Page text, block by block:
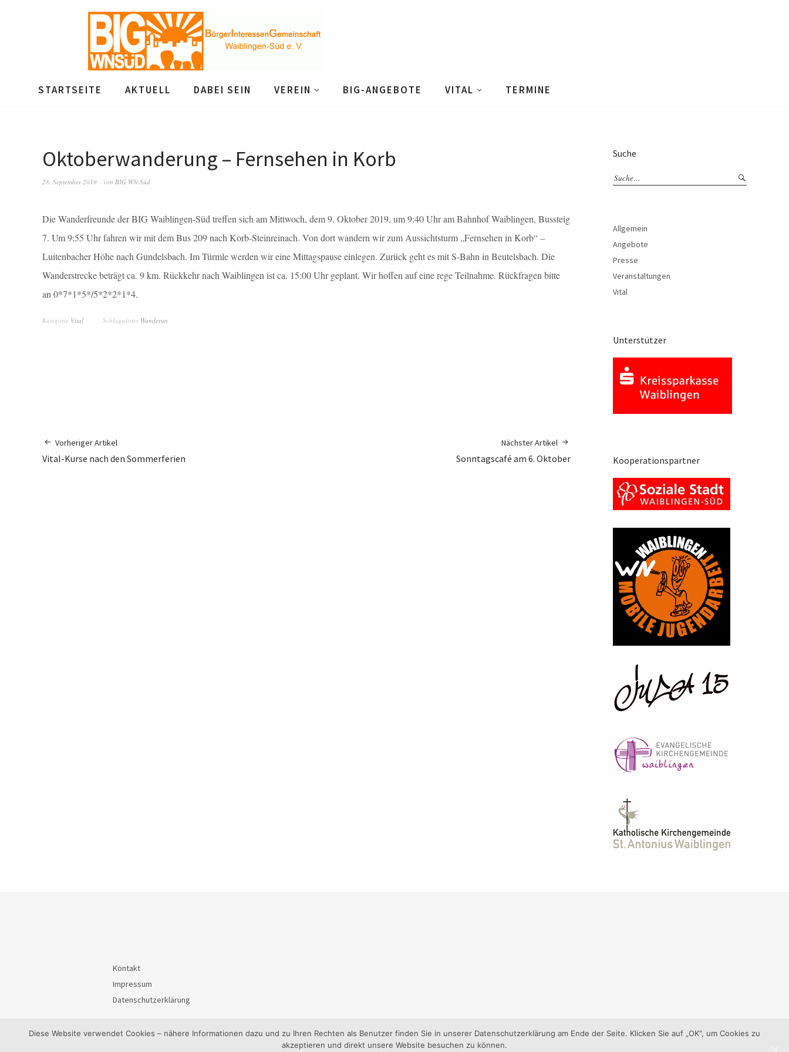
STARTSEITE AKTUELL DABEI SEIN VEREIN BIG-ANGEBOTE VITAL TERMINE
Oktoberwanderung – Fernsehen in Korb
28. September 2019 von BIG WN-Süd
Die Wanderfreunde der BIG Waiblingen-Süd treffen sich am Mittwoch, dem 9. Oktober 2019, um 9:40 Uhr am Bahnhof Waiblingen, Bussteig
7. Um 9:55 Uhr fahren wir mit dem Bus 209 nach Korb-Steinreinach. Von dort wandern wir zum Aussichtsturm „Fernsehen in Korb“ –
Luitenbacher Höhe nach Gundelsbach. Im Türmle werden wir eine Mittagspause einlegen. Zurück geht es mit S-Bahn in Beutelsbach. Die
Wanderstrecke beträgt ca. 9 km. Rückkehr nach Waiblingen ist ca. 15:00 Uhr geplant. Wir hoffen auf eine rege Teilnahme. Rückfragen bitte
an 0*7*1*5*/5*2*2*1*4.
Kategorie Vital Schlagwörter Wanderun
Vorheriger Artikel
Vital-Kurse nach den Sommerferien
Nächster Artikel
Sonntagscafé am 6. Oktober
Suche
Allgemein
Angebote
Presse
Veranstaltungen
Vital
Unterstützer
Kooperationspartner
Kontakt
Impressum
Datenschutzerklärung
Diese Website verwendet Cookies – nähere Informationen dazu und zu Ihren Rechten als Benutzer finden Sie in unserer Datenschutzerklärung am Ende der Seite. Klicken Sie auf „OK“, um Cookies zu
akzeptieren und direkt unsere Website besuchen zu können.